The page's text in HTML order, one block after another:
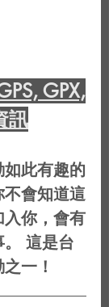
GPX,
訊
此有趣的
會知道這
你，會有
這是台
一！